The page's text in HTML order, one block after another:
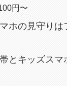
円〜
ホの見守りは
とキッズスマ